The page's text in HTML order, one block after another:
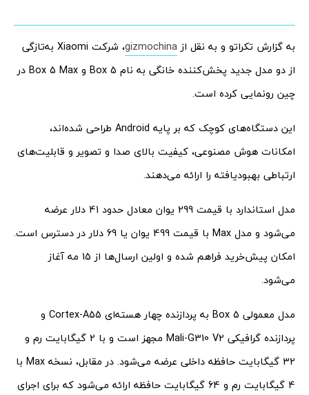
به گزارش تکراتو و به نقل ازgizmochina
، شرکت Xiaomi به‌تازگی
از دو مدل جدید پخش‌کننده خانگی به نام Box 5 و Box 5 Max در
چین رونمایی کرده است.
این دستگاه‌های کوچک که بر پایه Android طراحی شده‌اند،
امکانات هوش مصنوعی، کیفیت بالای صدا و تصویر و قابلیت‌های
ارتباطی بهبود‌یافته را ارائه می‌دهند.
مدل استاندارد با قیمت 299 یوان معادل حدود 41 دلار عرضه
می‌شود و مدل Max با قیمت 499 یوان یا 69 دلار در دسترس است.
امکان پیش‌خرید فراهم شده و اولین ارسال‌ها از 15 مه آغاز
می‌شود.
مدل معمولی Box 5 به پردازنده چهار هسته‌ای Cortex-A55 و
پردازنده گرافیکی Mali-G310 V2 مجهز است و با 2 گیگابایت رم و
32 گیگابایت حافظه داخلی عرضه می‌شود. در مقابل، نسخه Max با
4 گیگابایت رم و 64 گیگابایت حافظه ارائه می‌شود که برای اجرای